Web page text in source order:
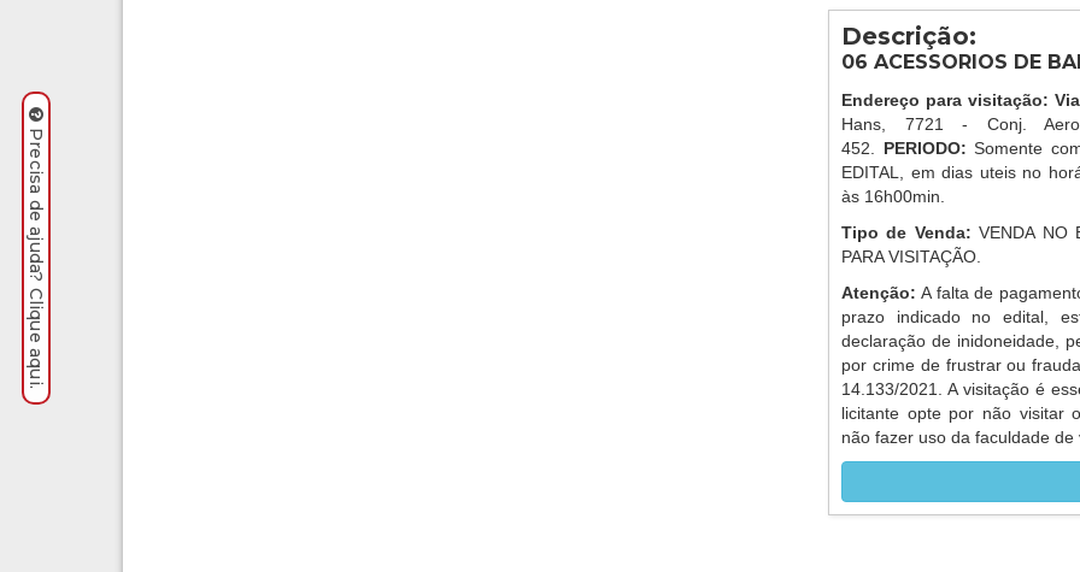
Descrição:
06 ACESSORIOS DE
Endereço para visitação:
Hans, 7721 - Conj.
452. PERIODO: Somente
EDITAL, em dias uteis no
às 16h00min.
Tipo de Venda:VENDA NO
PARA VISITAÇÃO.
Atenção:A falta de
prazo indicado no edital,
declaração de inidoneidade,
por crime de frustrar ou
14.133/2021. A visitação é
licitante opte por não visitar
não fazer uso da faculdade de
Precisa de ajuda? Clique aqui.